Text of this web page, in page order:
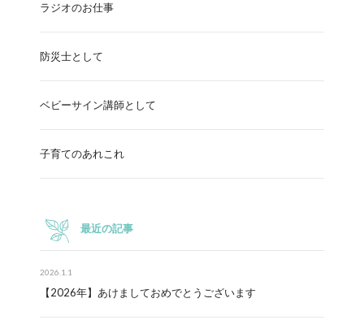
ラジオのお仕事
防災士として
ベビーサイン講師として
子育てのあれこれ
最近の記事
2026.1.1
【2026年】あけましておめでとうございます